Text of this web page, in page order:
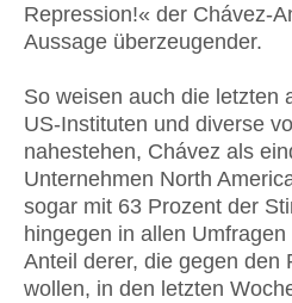
Repression!« der Chávez-
Aussage überzeugender.
So weisen auch die letzten
US-Instituten und diverse
nahestehen, Chávez als
Unternehmen North
sogar mit 63 Prozent der
hingegen in allen
Anteil derer, die gegen den
wollen, in den letzten